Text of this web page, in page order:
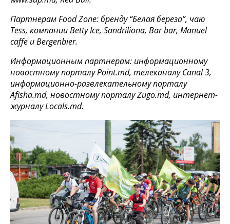
Партнерам Food Zone: бренду “Белая береза”, чаю
Tess, компании Betty Ice, Sandriliona, Bar bar, Manuel
caffe и Bergenbier.
Информационным партнерам: информационному
новостному порталу Point.md, телеканалу Canal 3,
информационно-развлекательному порталу
Afisha.md, новостному порталу Zugo.md, интернет-
журналу Locals.md.